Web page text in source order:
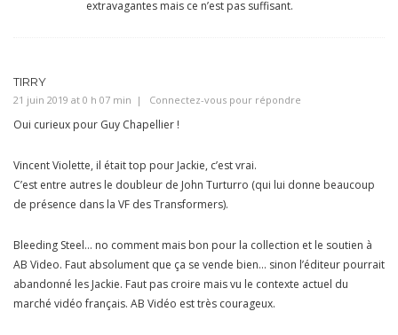
extravagantes mais ce n’est pas suffisant.
TIRRY
21 juin 2019 at 0 h 07 min Connectez-vous pour répondre
Oui curieux pour Guy Chapellier !
Vincent Violette, il était top pour Jackie, c’est vrai.
C’est entre autres le doubleur de John Turturro (qui lui donne beaucoup
de présence dans la VF des Transformers).
Bleeding Steel… no comment mais bon pour la collection et le soutien à
AB Video. Faut absolument que ça se vende bien… sinon l’éditeur pourrait
abandonné les Jackie. Faut pas croire mais vu le contexte actuel du
marché vidéo français. AB Vidéo est très courageux.